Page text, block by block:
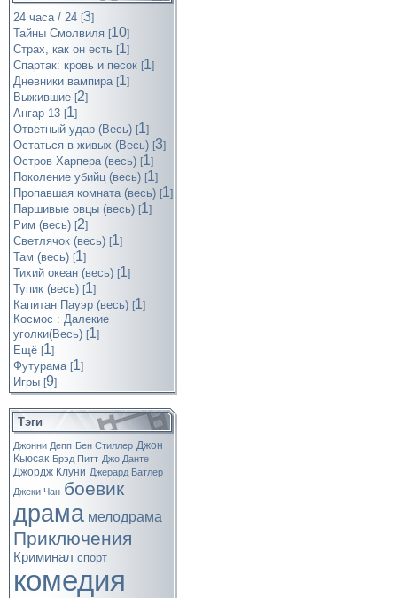
24 часа / 24 [3]
Тайны Смолвиля [10]
Страх, как он есть [1]
Спартак: кровь и песок [1]
Дневники вампира [1]
Выжившие [2]
Ангар 13 [1]
Ответный удар (Весь) [1]
Остаться в живых (Весь) [3]
Остров Харпера (весь) [1]
Поколение убийц (весь) [1]
Пропавшая комната (весь) [1]
Паршивые овцы (весь) [1]
Рим (весь) [2]
Светлячок (весь) [1]
Там (весь) [1]
Тихий океан (весь) [1]
Тупик (весь) [1]
Капитан Пауэр (весь) [1]
Космос : Далекие
уголки(Весь) [1]
Ещё [1]
Футурама [1]
Игры [9]
Тэги
Джонни Депп Бен Стиллер Джон
Кьюсак Брэд Питт Джо Данте
Джордж Клуни Джерард Батлер
Джеки Чан боевик
драма мелодрама
Приключения
Криминал спорт
комедия